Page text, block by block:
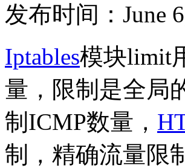
发布时间：June
Iptables模块limit
量，限制是全局
制ICMP数量，
制，精确流量限